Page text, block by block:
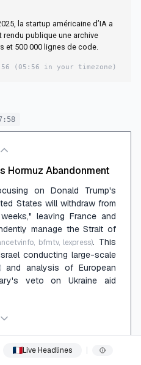
la startup américaine d’IA a
rendu publique une archive
et 500 000 lignes de code.
(05:56 in your timezone)
Hormuz Abandonment
on Donald Trump's
States will withdraw from
leaving France and
manage the Strait of
bfmtv, lexpress). This
conducting large-scale
and analysis of European
veto on Ukraine aid
Live Headlines